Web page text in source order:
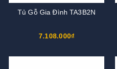
Tủ Gỗ Gia Đình TA3B2N
7.108.000₫